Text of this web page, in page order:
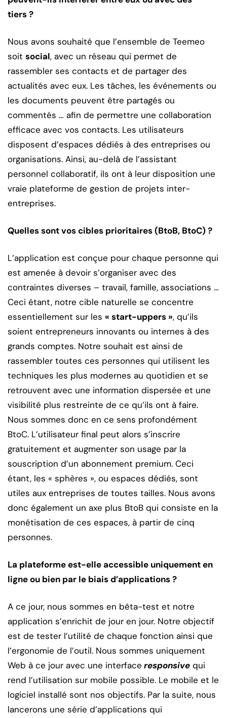
tiers ?
Nous avons souhaité que l’ensemble de Teemeo
soit social, avec un réseau qui permet de
rassembler ses contacts et de partager des
actualités avec eux. Les tâches, les événements ou
les documents peuvent être partagés ou
commentés … afin de permettre une collaboration
efficace avec vos contacts. Les utilisateurs
disposent d’espaces dédiés à des entreprises ou
organisations. Ainsi, au-delà de l’assistant
personnel collaboratif, ils ont à leur disposition une
vraie plateforme de gestion de projets inter-
entreprises.
Quelles sont vos cibles prioritaires (BtoB, BtoC) ?
L’application est conçue pour chaque personne qui
est amenée à devoir s’organiser avec des
contraintes diverses – travail, famille, associations …
Ceci étant, notre cible naturelle se concentre
essentiellement sur les « start-uppers », qu’ils
soient entrepreneurs innovants ou internes à des
grands comptes. Notre souhait est ainsi de
rassembler toutes ces personnes qui utilisent les
techniques les plus modernes au quotidien et se
retrouvent avec une information dispersée et une
visibilité plus restreinte de ce qu’ils ont à faire.
Nous sommes donc en ce sens profondément
BtoC. L’utilisateur final peut alors s’inscrire
gratuitement et augmenter son usage par la
souscription d’un abonnement premium. Ceci
étant, les « sphères », ou espaces dédiés, sont
utiles aux entreprises de toutes tailles. Nous avons
donc également un axe plus BtoB qui consiste en la
monétisation de ces espaces, à partir de cinq
personnes.
La plateforme est-elle accessible uniquement en
ligne ou bien par le biais d’applications ?
A ce jour, nous sommes en bêta-test et notre
application s’enrichit de jour en jour. Notre objectif
est de tester l’utilité de chaque fonction ainsi que
l’ergonomie de l’outil. Nous sommes uniquement
Web à ce jour avec une interface responsive qui
rend l’utilisation sur mobile possible. Le mobile et le
logiciel installé sont nos objectifs. Par la suite, nous
lancerons une série d’applications qui